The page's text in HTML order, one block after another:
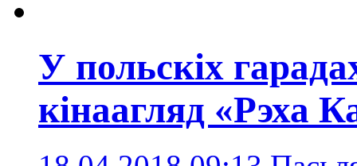
У польскіх
кінаагляд «Рэха